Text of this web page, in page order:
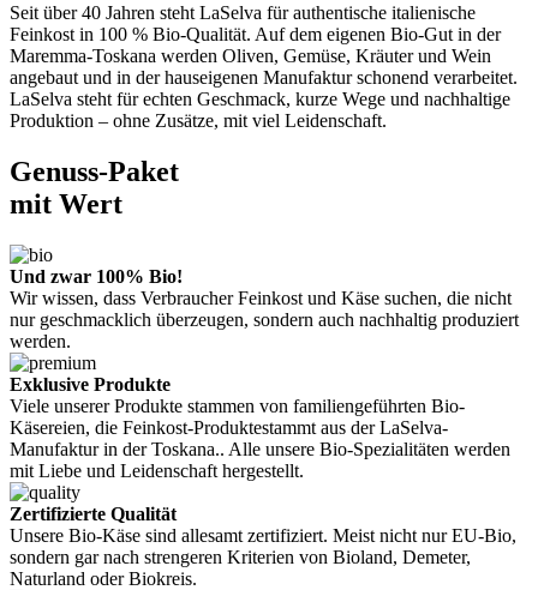
Seit über 40 Jahren steht LaSelva für authentische italienische
Feinkost in 100 % Bio-Qualität. Auf dem eigenen Bio-Gut in der
Maremma-Toskana werden Oliven, Gemüse, Kräuter und Wein
angebaut und in der hauseigenen Manufaktur schonend verarbeitet.
LaSelva steht für echten Geschmack, kurze Wege und nachhaltige
Produktion – ohne Zusätze, mit viel Leidenschaft.
Genuss-Paket
mit Wert
Und zwar 100% Bio!
Wir wissen, dass Verbraucher Feinkost und Käse suchen, die nicht
nur geschmacklich überzeugen, sondern auch nachhaltig produziert
werden.
Exklusive Produkte
Viele unserer Produkte stammen von familiengeführten Bio-
Käsereien, die Feinkost-Produktestammt aus der LaSelva-
Manufaktur in der Toskana.. Alle unsere Bio-Spezialitäten werden
mit Liebe und Leidenschaft hergestellt.
Zertifizierte Qualität
Unsere Bio-Käse sind allesamt zertifiziert. Meist nicht nur EU-Bio,
sondern gar nach strengeren Kriterien von Bioland, Demeter,
Naturland oder Biokreis.